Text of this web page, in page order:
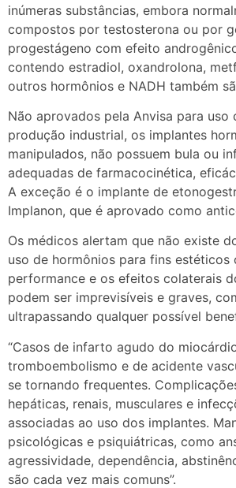
inúmeras substâncias, embora
compostos por testosterona ou por
progestágeno com efeito
contendo estradiol, oxandrolona,
outros hormônios e NADH também
Não aprovados pela Anvisa para uso
produção industrial, os implantes
manipulados, não possuem bula ou
adequadas de farmacocinética,
A exceção é o implante de
Implanon, que é aprovado como
Os médicos alertam que não existe
uso de hormônios para fins estéticos
performance e os efeitos colaterais
podem ser imprevisíveis e graves,
ultrapassando qualquer possível
“Casos de infarto agudo do
tromboembolismo e de acidente
se tornando frequentes.
hepáticas, renais, musculares e
associadas ao uso dos implantes.
psicológicas e psiquiátricas, como
agressividade, dependência,
são cada vez mais comuns”.